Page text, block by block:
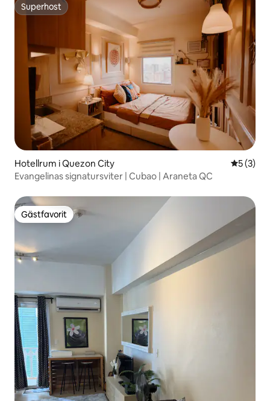
Superhost
Superhost
Hotellrum i Quezon City 5 av 5 i
5 (3)
Evangelinas signatursviter | Cubao | Araneta QC
Gästfavorit
Gästfavorit